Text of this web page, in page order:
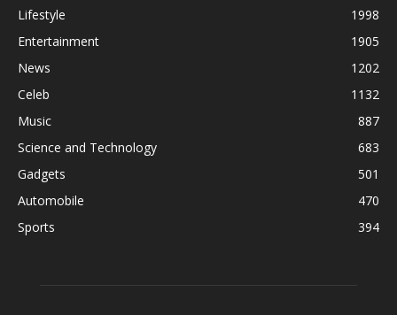
Lifestyle
1998
Entertainment
1905
News
1202
Celeb
1132
Music
887
Science and Technology
683
Gadgets
501
Automobile
470
Sports
394